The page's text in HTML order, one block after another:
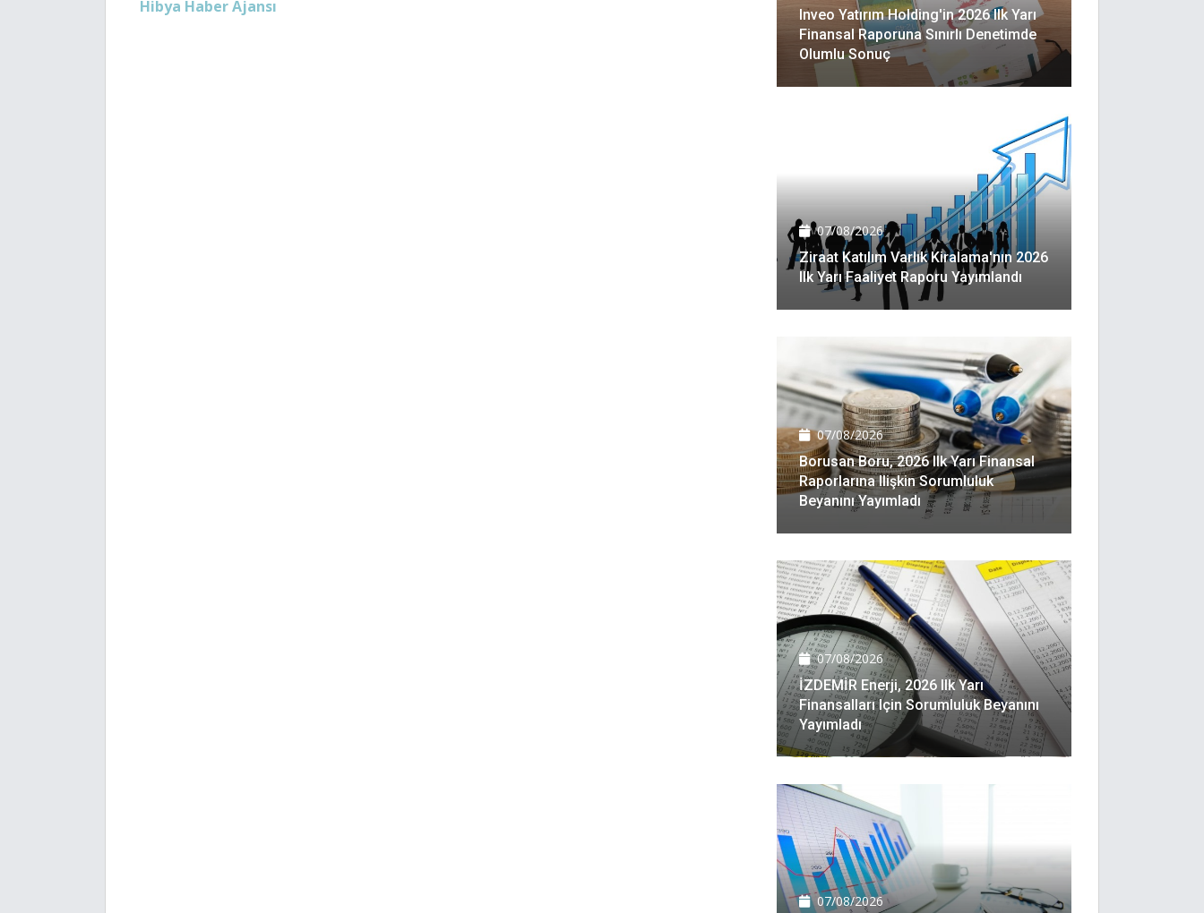
Hibya Haber Ajansı
Inveo Yatırım Holding'in 2026 Ilk Yarı
Finansal Raporuna Sınırlı Denetimde
Olumlu Sonuç
07/08/2026
Ziraat Katılım Varlık Kiralama'nın 2026
Ilk Yarı Faaliyet Raporu Yayımlandı
07/08/2026
Borusan Boru, 2026 Ilk Yarı Finansal
Raporlarına Ilişkin Sorumluluk
Beyanını Yayımladı
07/08/2026
İZDEMİR Enerji, 2026 Ilk Yarı
Finansalları Için Sorumluluk Beyanını
Yayımladı
07/08/2026